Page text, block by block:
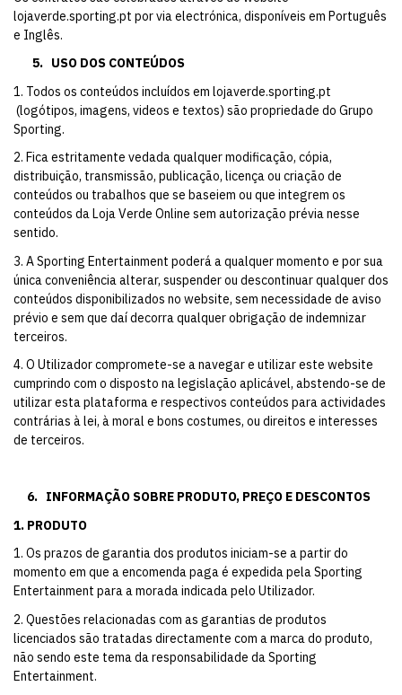
lojaverde.sporting.pt por via electrónica, disponíveis em Português
e Inglês.
5. USO DOS CONTEÚDOS
1. Todos os conteúdos incluídos em lojaverde.sporting.pt
(logótipos, imagens, videos e textos) são propriedade do Grupo
Sporting.
2. Fica estritamente vedada qualquer modificação, cópia,
distribuição, transmissão, publicação, licença ou criação de
conteúdos ou trabalhos que se baseiem ou que integrem os
conteúdos da Loja Verde Online sem autorização prévia nesse
sentido.
3. A Sporting Entertainment poderá a qualquer momento e por sua
única conveniência alterar, suspender ou descontinuar qualquer dos
conteúdos disponibilizados no website, sem necessidade de aviso
prévio e sem que daí decorra qualquer obrigação de indemnizar
terceiros.
4. O Utilizador compromete-se a navegar e utilizar este website
cumprindo com o disposto na legislação aplicável, abstendo-se de
utilizar esta plataforma e respectivos conteúdos para actividades
contrárias à lei, à moral e bons costumes, ou direitos e interesses
de terceiros.
6. INFORMAÇÃO SOBRE PRODUTO, PREÇO E DESCONTOS
1. PRODUTO
1. Os prazos de garantia dos produtos iniciam-se a partir do
momento em que a encomenda paga é expedida pela Sporting
Entertainment para a morada indicada pelo Utilizador.
2. Questões relacionadas com as garantias de produtos
licenciados são tratadas directamente com a marca do produto,
não sendo este tema da responsabilidade da Sporting
Entertainment.